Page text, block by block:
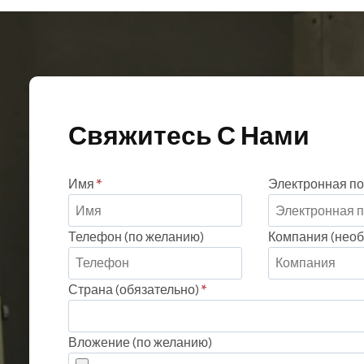
Варианты
на
Свяжитесь С Нами
Имя * Электронная
Телефон (по желанию) Компания
Страна (обязательно) *
Вложение (по желанию)